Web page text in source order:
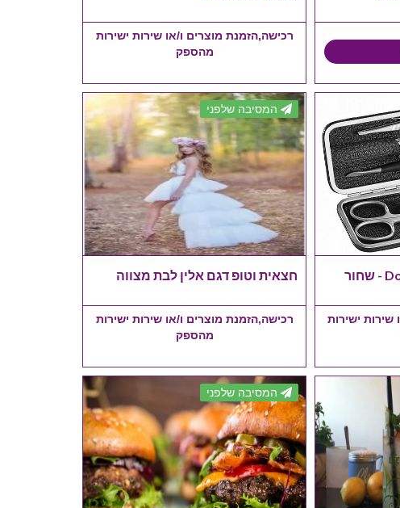
רכישה,הזמנת מוצרים ו/או שירות ישירות
מהספק
שירות ישירות
המסיבה שלפני
חצאית וטופ דגם אלין לבת מצווה
רכישה,הזמנת מוצרים ו/או שירות ישירות
מהספק
המסיבה שלפני